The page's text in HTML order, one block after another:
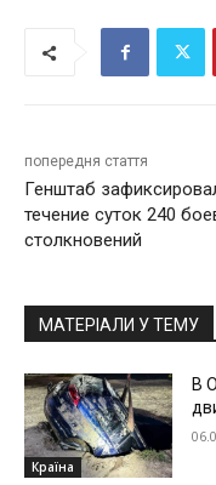
попередня стаття
Генштаб
течение суток 240
столкновений
МАТЕРІАЛИ У ТЕМУ
Країна
В